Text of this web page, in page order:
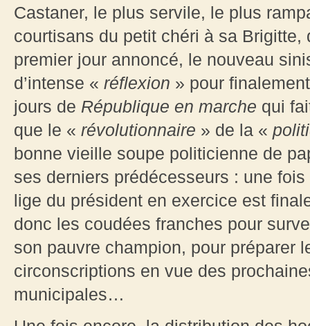
Castaner, le plus servile, le plus
courtisans du petit chéri à sa Brigitte,
premier jour annoncé, le nouveau
d’intense « réflexion » pour
jours de République en marche qui
que le « révolutionnaire » de la «
bonne vieille soupe politicienne de
ses derniers prédécesseurs : une
lige du président en exercice est
donc les coudées franches pour
son pauvre champion, pour préparer
circonscriptions en vue des
municipales…